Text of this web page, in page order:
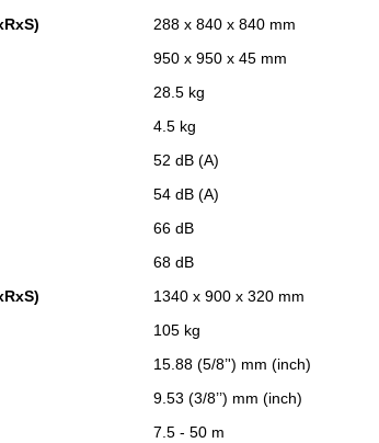
288 x 840 x 840 mm
950 x 950 x 45 mm
28.5 kg
4.5 kg
52 dB (A)
54 dB (A)
66 dB
68 dB
1340 x 900 x 320 mm
105 kg
15.88 (5/8’') mm (inch)
9.53 (3/8’’) mm (inch)
7.5 - 50 m